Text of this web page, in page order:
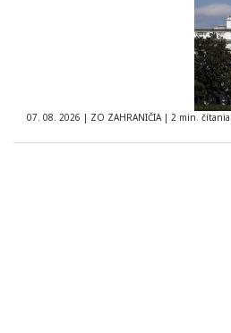
07. 08. 2026 | ZO ZAHRANIČIA | 2 min. čítania